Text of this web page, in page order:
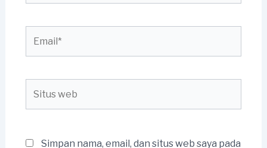
web
Simpan nama, email, dan situs web saya pada